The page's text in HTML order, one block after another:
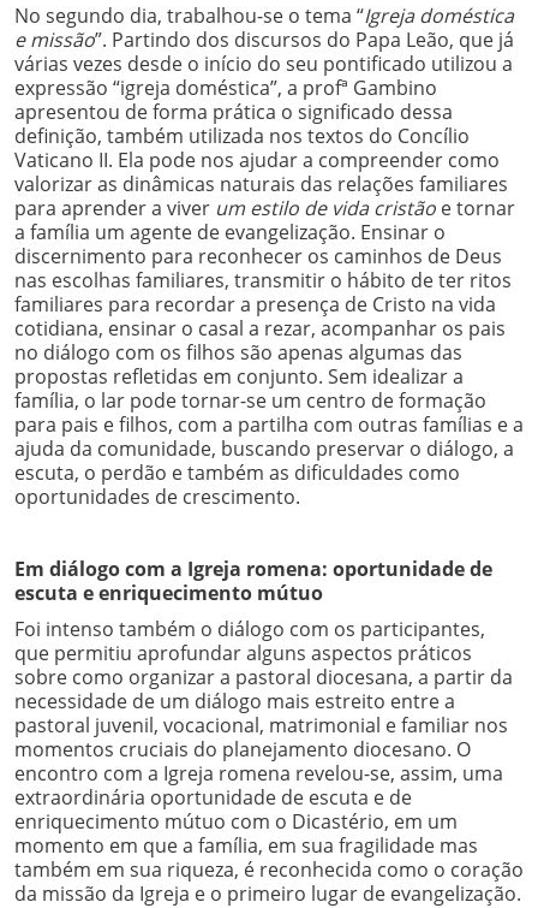
No segundo dia, trabalhou-se o tema “Igreja doméstica
e missão”. Partindo dos discursos do Papa Leão, que já
várias vezes desde o início do seu pontificado utilizou a
expressão “igreja doméstica”, a profª Gambino
apresentou de forma prática o significado dessa
definição, também utilizada nos textos do Concílio
Vaticano II. Ela pode nos ajudar a compreender como
valorizar as dinâmicas naturais das relações familiares
para aprender a viver um estilo de vida cristão e tornar
a família um agente de evangelização. Ensinar o
discernimento para reconhecer os caminhos de Deus
nas escolhas familiares, transmitir o hábito de ter ritos
familiares para recordar a presença de Cristo na vida
cotidiana, ensinar o casal a rezar, acompanhar os pais
no diálogo com os filhos são apenas algumas das
propostas refletidas em conjunto. Sem idealizar a
família, o lar pode tornar-se um centro de formação
para pais e filhos, com a partilha com outras famílias e a
ajuda da comunidade, buscando preservar o diálogo, a
escuta, o perdão e também as dificuldades como
oportunidades de crescimento.
Em diálogo com a Igreja romena: oportunidade de
escuta e enriquecimento mútuo
Foi intenso também o diálogo com os participantes,
que permitiu aprofundar alguns aspectos práticos
sobre como organizar a pastoral diocesana, a partir da
necessidade de um diálogo mais estreito entre a
pastoral juvenil, vocacional, matrimonial e familiar nos
momentos cruciais do planejamento diocesano. O
encontro com a Igreja romena revelou-se, assim, uma
extraordinária oportunidade de escuta e de
enriquecimento mútuo com o Dicastério, em um
momento em que a família, em sua fragilidade mas
também em sua riqueza, é reconhecida como o coração
da missão da Igreja e o primeiro lugar de evangelização.